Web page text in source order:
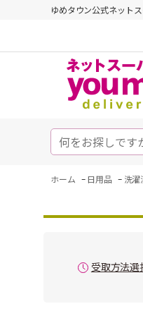
ゆめタウン公式ネット
ホーム - 日用品 - 洗濯
受取方法選